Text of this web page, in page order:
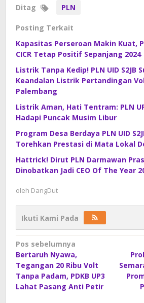
Ditag PLN
Posting Terkait
Kapasitas Perseroan Makin Kuat,
CICR Tetap Positif Sepanjang 2024
Listrik Tanpa Kedip! PLN UID S2JB
Keandalan Listrik Pertandingan
Palembang
Listrik Aman, Hati Tentram: PLN
Hadapi Puncak Musim Libur
Program Desa Berdaya PLN UID
Torehkan Prestasi di Mata Lokal
Hattrick! Dirut PLN Darmawan
Dinobatkan Jadi CEO Of The Year
oleh DangDut
Ikuti Kami Pada
Navigasi
pos
Pos sebelumnya
Bertaruh Nyawa,
Tegangan 20 Ribu Volt
Tanpa Padam, PDKB UP3
Lahat Pasang Anti Petir